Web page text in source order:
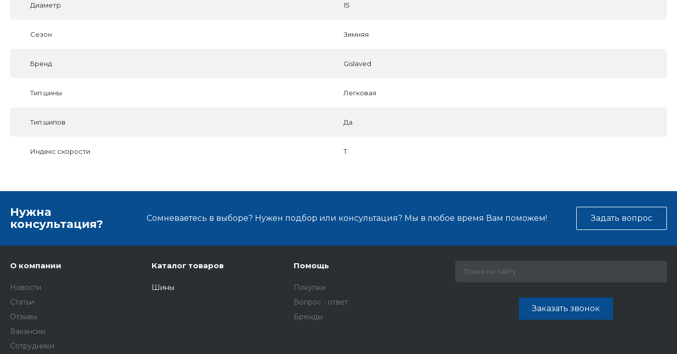
Диаметр 15
Сезон Зимняя
Бренд Gislaved
Тип шины Легковая
Тип шипов Да
Индекс скорости T
Нужна
консультация?
Сомневаетесь в выборе? Нужен подбор или консультация? Мы в любое время Вам поможем! Задать вопрос
О компании
Новости
Статьи
Отзывы
Вакансии
Сотрудники
Каталог товаров
Шины
Помощь
Покупки
Вопрос - ответ
Бренды
Заказать звонок